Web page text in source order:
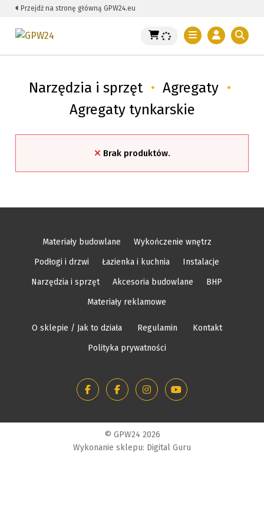
Przejdź na stronę główną GPW24.eu
Narzędzia i sprzęt • Agregaty •
Agregaty tynkarskie
Brak produktów.
Materiały budowlane
Wykończenie wnętrz
Podłogi i drzwi
Łazienka i kuchnia
Instalacje
Narzędzia i sprzęt
Akcesoria budowlane
BHP
Materiały reklamowe
O sklepie / Jak to działa Regulamin
Kontakt
Polityka prywatności
© GPW24 2026
Wykonanie sklepu: Digital Guru